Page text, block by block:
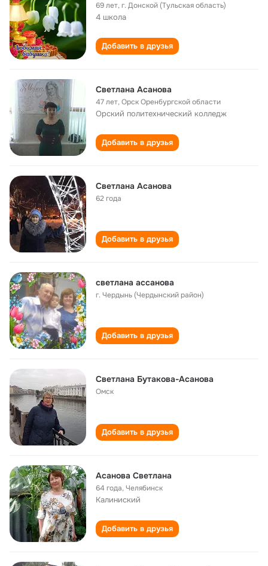
69 лет,г. Донской (Тульская область)
4 школа
Добавить в друзья
Светлана Асанова
47 лет,Орск Оренбургской области
Орский политехнический колледж
Добавить в друзья
Светлана Асанова
62 года
Добавить в друзья
светлана ассанова
г. Чердынь (Чердынский район)
Добавить в друзья
Светлана Бутакова-Асанова
Омск
Добавить в друзья
Асанова Светлана
64 года,Челябинск
Калиниский
Добавить в друзья